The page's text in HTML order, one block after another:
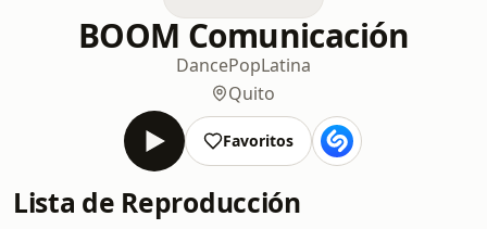
BOOM Comunicación
DancePopLatina
Quito
Favoritos
Lista de Reproducción